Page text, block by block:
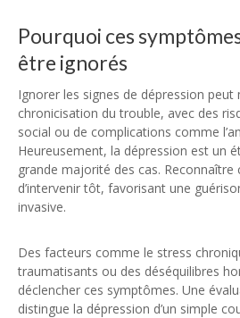
Pourquoi ces
être ignorés
Ignorer les signes de dépression peut
chronicisation du trouble, avec des
social ou de complications comme
Heureusement, la dépression est un
grande majorité des cas. Reconnaître
d’intervenir tôt, favorisant une
invasive.
Des facteurs comme le stress
traumatisants ou des déséquilibres
déclencher ces symptômes. Une
distingue la dépression d’un simple